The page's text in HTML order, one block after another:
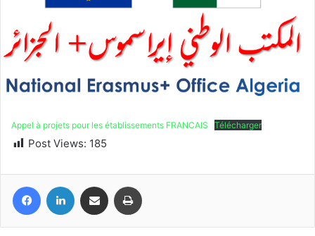
Appel à projets pour les établissements FRANCAIS Télécharger
Post Views: 185
FacebookLinkedin Partager par email